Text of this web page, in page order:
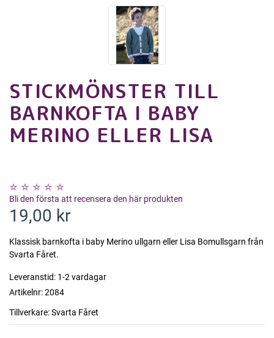
STICKMÖNSTER TILL
BARNKOFTA I BABY
MERINO ELLER LISA
Bli den första att recensera den här produkten
19,00 kr
Klassisk barnkofta i baby Merino ullgarn eller Lisa Bomullsgarn från
Svarta Fåret.
Leveranstid: 1-2 vardagar
Artikelnr:2084
Tillverkare:Svarta Fåret